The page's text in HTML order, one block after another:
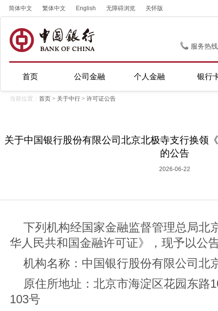
简体中文 繁体中文 English 无障碍浏览 关怀版
服务热
首页 公司金融 个人金融 银行
当前位置： 首页 > 关于中行 > 许可证公告
关于中国银行股份有限公司北京北极寺支行换领
的公告
2026-06-22
下列机构经国家金融监督管理总局北
华人民共和国金融许可证》，现予以公
机构名称：中国银行股份有限公司北
原住所地址：北京市海淀区花园东路
103号